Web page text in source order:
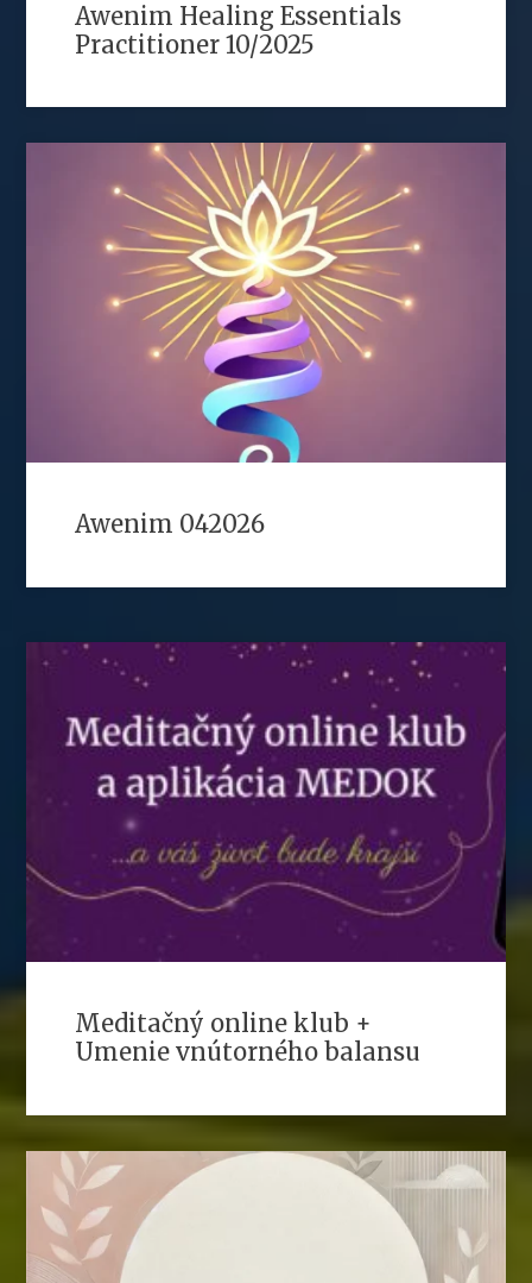
Awenim Healing Essentials
Practitioner 10/2025
Awenim 042026
Meditačný online klub +
Umenie vnútorného balansu